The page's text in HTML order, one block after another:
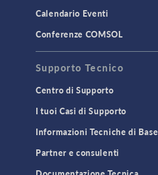
Calendario Eventi
Conferenze COMSOL
Supporto Tecnico
Centro di Supporto
I tuoi Casi di Supporto
Informazioni Tecniche di Base
Partner e consulenti